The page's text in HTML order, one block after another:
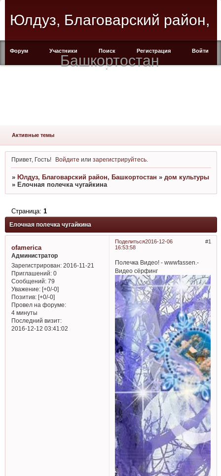
Юлдуз, Благоварский район,
Башкортостан
Форум Участники Поиск Регистрация Войти
Активные темы
Привет, Гость! Войдите илизарегистрируйтесь
» Юлдуз, Благоварский район, Башкортостан » дом культуры
» Елочная полечка чугайкина
Елочная полечка чугайкина
Страница: 1
Поделиться 1
2016-12-06
16:53:58
ofamerica
Администратор
Зарегистрирован: 2016-11-21
Приглашений:0
Сообщений:79
Уважение: [+0/-0]
Позитив: [+0/-0]
Провел на форуме:
4 минуты
Последний визит:
2016-12-12 03:41:02
Полечка Видео! - wwwfassen.-
Видео сёрфинг